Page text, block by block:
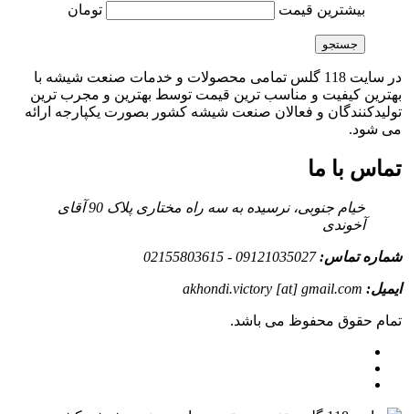
بیشترین قیمت تومان
جستجو
در سایت 118 گلس تمامی محصولات و خدمات صنعت شیشه با
بهترین کیفیت و مناسب ترین قیمت توسط بهترین و مجرب ترین
تولیدکنندگان و فعالان صنعت شیشه کشور بصورت یکپارجه ارائه
می شود.
تماس با ما
خیام جنوبی، نرسیده به سه راه مختاری پلاک 90 آقای
آخوندی
شماره تماس:09121035027 - 02155803615
ایمیل: akhondi.victory [at] gmail.com
تمام حقوق محفوظ می باشد.